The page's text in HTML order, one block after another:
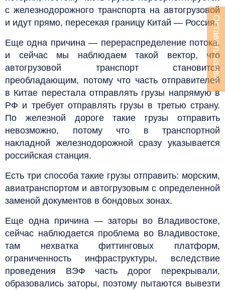
с железнодорожного транспорта на автогрузовой
и идут прямо, пересекая границу Китай — Россия.
Еще одна причина — перераспределение потока,
и сейчас мы наблюдаем такой вектор, что
автогрузовой транспорт становится
преобладающим, потому что часть отправителей
в Китае перестала отправлять грузы напрямую в
РФ и требует отправлять грузы в третью страну.
По железной дороге такие грузы отправить
невозможно, потому что в транспортной
накладной железнодорожной сразу указывается
российская станция.
Есть три способа такие грузы отправить: морским,
авиатранспортом и автогрузовым с определенной
заменой документов в бондовых зонах.
Еще одна причина — заторы во Владивостоке,
сейчас наблюдается проблема во Владивостоке,
там нехватка фиттинговых платформ,
ограниченность инфраструктуры, вследствие
проведения ВЭФ часть дорог перекрывали,
образовались заторы, поэтому пытаются вывезти
Оставить заявку